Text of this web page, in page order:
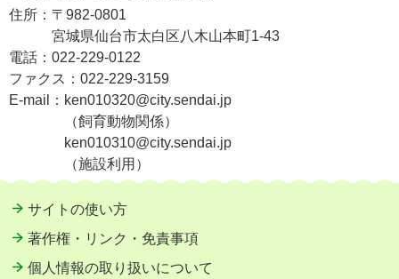
住所： 〒982-0801
宮城県仙台市太白区八木山本町1-43
電話： 022-229-0122
ファクス： 022-229-3159
E-mail： ken010320@city.sendai.jp
（飼育動物関係）
ken010310@city.sendai.jp
（施設利用）
サイトの使い方
著作権・リンク・免責事項
個人情報の取り扱いについて